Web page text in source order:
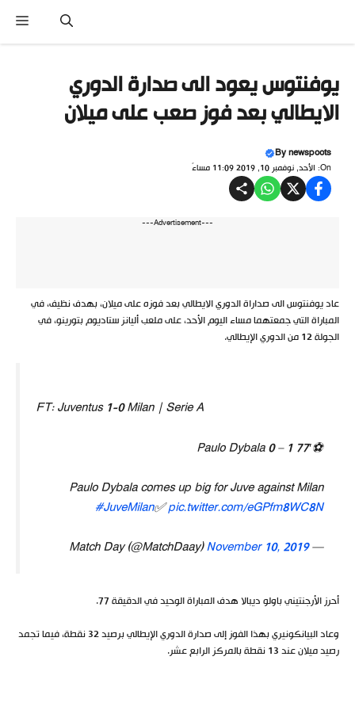
المحتوى
يوفنتوس يعود الى صدارة الدوري
الايطالي بعد فوز صعب على ميلان
Bynewspoots
On: الأحد, نوفمبر 10, 2019 11:09 مساءً
---Advertisement---
عاد يوفنتوس الى صداراة الدوري الايطالي بعد فوزه على ميلان، بهدف نظيف، في
المباراة التي جمعتهما مساء اليوم الأحد، على ملعب أليانز ستاديوم بتورينو، في
الجولة 12 من الدوري الإيطالي.
FT: Juventus 1-0 Milan | Serie A
⚽️77′ 1 – 0 Paulo Dybala
Paulo Dybala comes up big for Juve against Milan
#JuveMilan✅pic.twitter.com/eGPfm8WC8N
— Match Day (@MatchDaay)
November 10, 2019
أحرز الأرجنتيني باولو ديبالا هدف المباراة الوحيد في الدقيقة 77.
وعاد البيانكونيري بهذا الفوز إلى صدارة الدوري الإيطالي برصيد 32 نقطة، فيما تجمد
رصيد ميلان عند 13 نقطة بالمركز الرابع عشر.